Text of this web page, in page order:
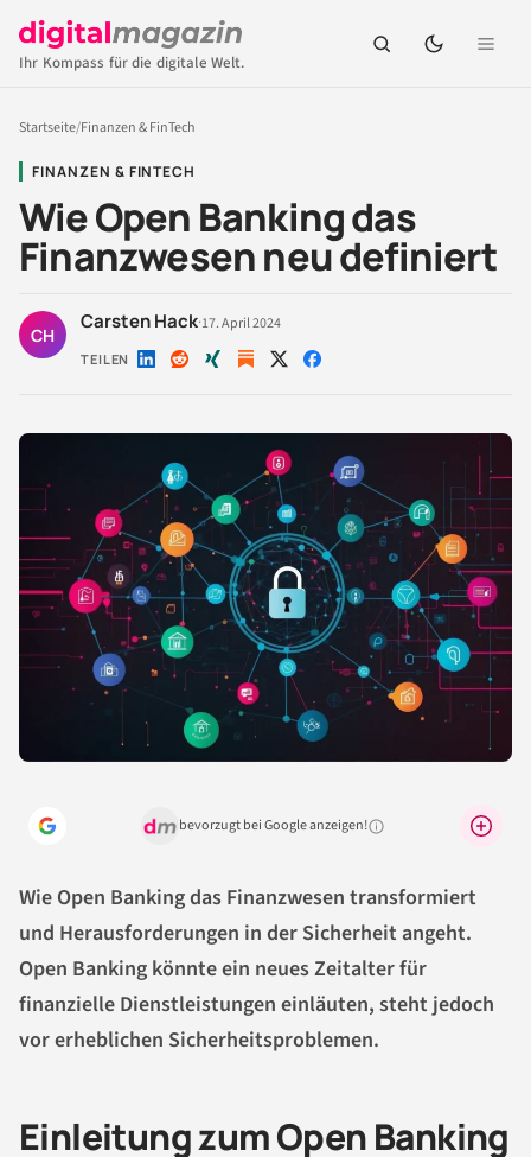
Ihr Kompass für die digitale Welt.
Startseite/Finanzen & FinTech
FINANZEN & FINTECH
Wie Open Banking das
Finanzwesen neu definiert
CH
Carsten Hack·17. April 2024
TEILEN Auf Auf Auf Auf Auf
bevorzugt bei Google anzeigen!Warum lohnt sich das?
Wie Open Banking das Finanzwesen transformiert
und Herausforderungen in der Sicherheit angeht.
Open Banking könnte ein neues Zeitalter für
finanzielle Dienstleistungen einläuten, steht jedoch
vor erheblichen Sicherheitsproblemen.
Einleitung zum Open Banking